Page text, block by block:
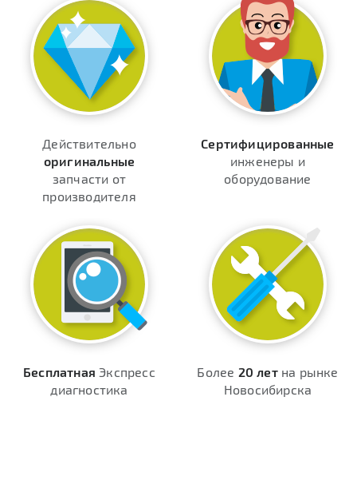
Действительно
оригинальные
запчасти от
производителя
Сертифицированные
инженеры и
оборудование
Бесплатная Экспресс
диагностика
Более 20 летна рынке
Новосибирска